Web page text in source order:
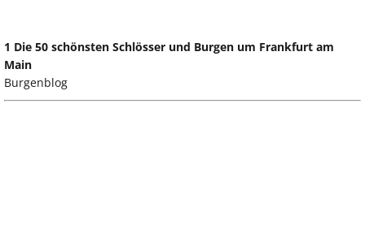
1 Die 50 schönsten Schlösser und Burgen um Frankfurt am
Main
Burgenblog